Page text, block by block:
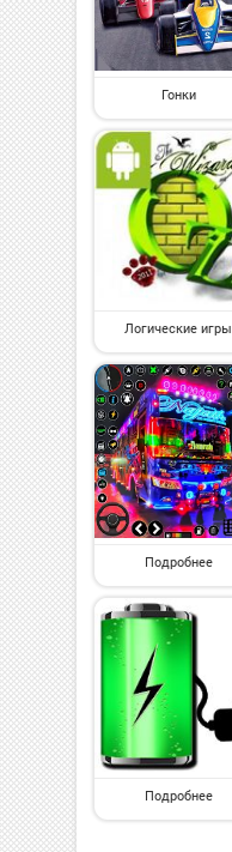
Гонки
Логические игры
Подробнее
Подробнее